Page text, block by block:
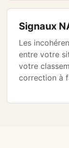
Signaux
Les
entre votre
votre
correction à